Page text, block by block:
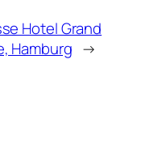
Hotel Grand
Hamburg →